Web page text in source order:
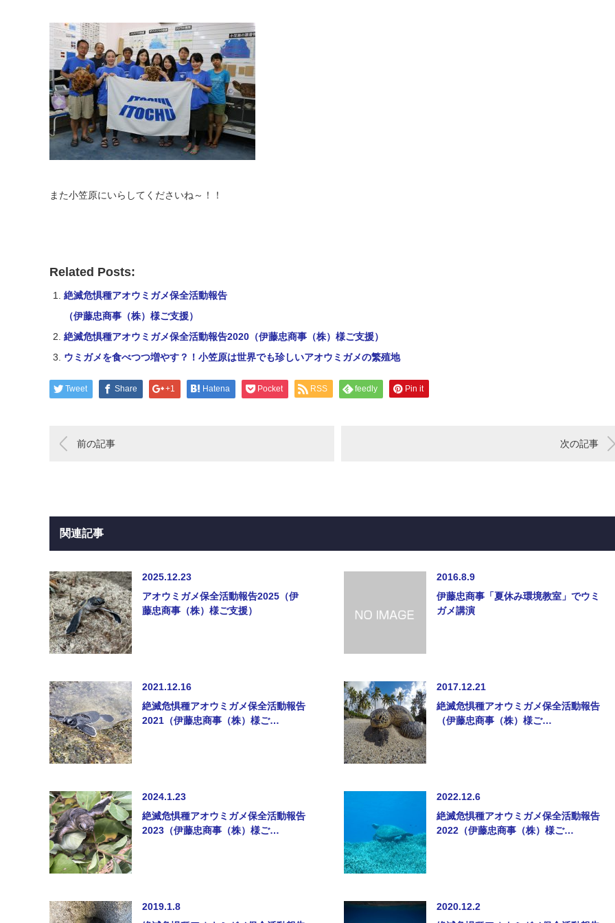
また小笠原にいらしてくださいね～！！
Related Posts:
絶滅危惧種アオウミガメ保全活動報告
（伊藤忠商事（株）様ご支援）
絶滅危惧種アオウミガメ保全活動報告2020（伊藤忠商事（株）様ご支援）
ウミガメを食べつつ増やす？！小笠原は世界でも珍しいアオウミガメの繁殖地
Tweet Share +1 Hatena Pocket RSS feedly Pin it
前の記事 次の記事
関連記事
2025.12.23
アオウミガメ保全活動報告2025（伊
藤忠商事（株）様ご支援）
2016.8.9
伊藤忠商事「夏休み環境教室」でウミ
ガメ講演
2021.12.16
絶滅危惧種アオウミガメ保全活動報告
2021（伊藤忠商事（株）様ご…
2017.12.21
絶滅危惧種アオウミガメ保全活動報告
（伊藤忠商事（株）様ご…
2024.1.23
絶滅危惧種アオウミガメ保全活動報告
2023（伊藤忠商事（株）様ご…
2022.12.6
絶滅危惧種アオウミガメ保全活動報告
2022（伊藤忠商事（株）様ご…
2019.1.8
2020.12.2